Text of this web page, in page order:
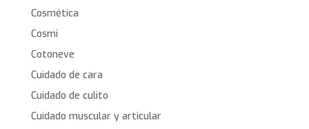
Cosmética
Cosmi
Cotoneve
Cuidado de cara
Cuidado de culito
Cuidado muscular y articular